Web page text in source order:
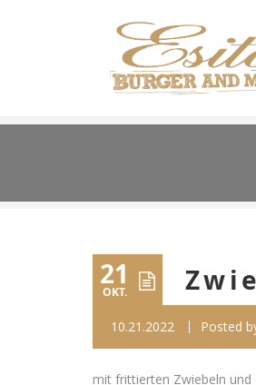
21
OKT.
10.21.2022 Posted
mit frittierten Zwiebeln und